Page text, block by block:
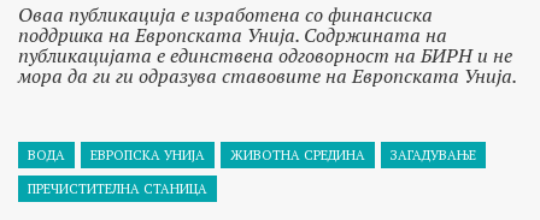
Оваа публикација е изработена со финансиска
поддршка на Европската Унија. Содржината на
публикацијата е единствена одговорност на БИРН и не
мора да ги ги одразува ставовите на Европската Унија.
ВОДА ЕВРОПСКА УНИЈА ЖИВОТНА СРЕДИНА
ЗАГАДУВАЊЕ
ПРЕЧИСТИТЕЛНА СТАНИЦА